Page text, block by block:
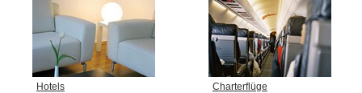
Hotels
Charterflüge